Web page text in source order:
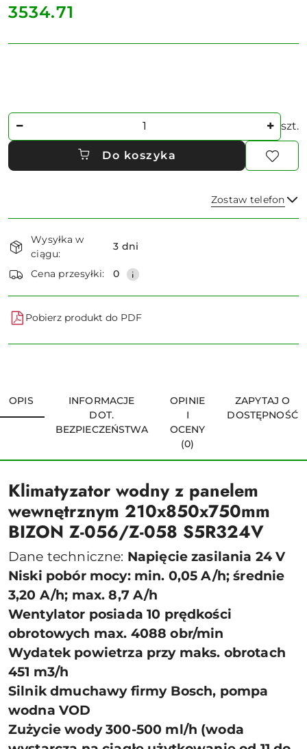
cena:
3534.71
Ilość szt.
Do koszyka
Zostaw telefon
Dostępność
i
dostawa
Wysyłka w
ciągu:
3 dni
Cena przesyłki: 0
Pobierz produkt do PDF
OPIS
INFORMACJE
DOT.
BEZPIECZEŃSTWA
OPINIE
I
OCENY
(0)
ZAPYTAJ O
DOSTĘPNOŚĆ
Klimatyzator wodny z panelem
wewnętrznym 210x850x750mm
BIZON Z-056/Z-058 S5R324V
Dane techniczne: Napięcie zasilania 24 V
Niski pobór mocy: min. 0,05 A/h; średnie
3,20 A/h; max. 8,7 A/h
Wentylator posiada 10 prędkości
obrotowych max. 4088 obr/min
Wydatek powietrza przy maks. obrotach
451 m3/h
Silnik dmuchawy firmy Bosch, pompa
wodna VOD
Zużycie wody 300-500 ml/h (woda